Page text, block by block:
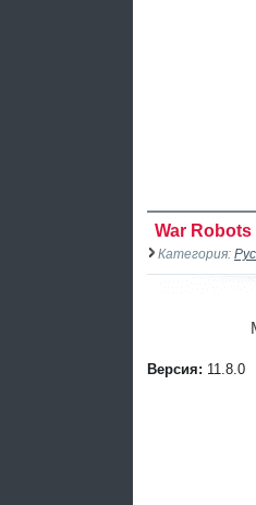
War Robots
Категория:
Версия: 11.8.0